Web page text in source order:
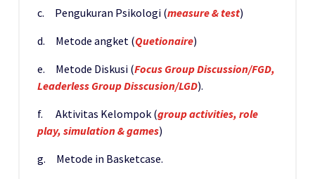
c. Pengukuran Psikologi (measure & test)
d. Metode angket (Quetionaire)
e. Metode Diskusi (Focus Group Discussion/FGD,
Leaderless Group Disscusion/LGD).
f. Aktivitas Kelompok (group activities, role
play, simulation & games)
g. Metode in Basketcase.